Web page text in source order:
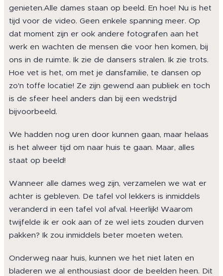
genieten.Alle dames staan op beeld. En hoe! Nu is het
tijd voor de video. Geen enkele spanning meer. Op
dat moment zijn er ook andere fotografen aan het
werk en wachten de mensen die voor hen komen, bij
ons in de ruimte. Ik zie de dansers stralen. Ik zie trots.
Hoe vet is het, om met je dansfamilie, te dansen op
zo'n toffe locatie! Ze zijn gewend aan publiek en toch
is de sfeer heel anders dan bij een wedstrijd
bijvoorbeeld.
We hadden nog uren door kunnen gaan, maar helaas
is het alweer tijd om naar huis te gaan. Maar, alles
staat op beeld!
Wanneer alle dames weg zijn, verzamelen we wat er
achter is gebleven. De tafel vol lekkers is inmiddels
veranderd in een tafel vol afval. Heerlijk! Waarom
twijfelde ik er ook aan of ze wel iets zouden durven
pakken? Ik zou inmiddels beter moeten weten.
Onderweg naar huis, kunnen we het niet laten en
bladeren we al enthousiast door de beelden heen. Dit